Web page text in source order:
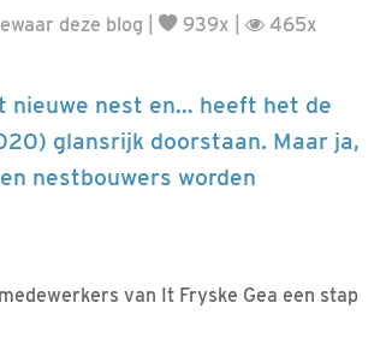
deze blog 939x | 465x
nieuwe nest en… heeft het de
glansrijk doorstaan. Maar ja,
nestbouwers worden
van It Fryske Gea een stap